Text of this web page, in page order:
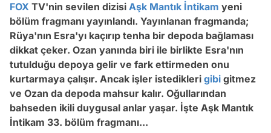
FOX TV'nin sevilen dizisi Aşk Mantık İntikam yeni
bölüm fragmanı yayınlandı. Yayınlanan fragmanda;
Rüya'nın Esra'yı kaçırıp tenha bir depoda bağlaması
dikkat çeker. Ozan yanında biri ile birlikte Esra'nın
tutulduğu depoya gelir ve fark ettirmeden onu
kurtarmaya çalışır. Ancak işler istedikleri gibi gitmez
ve Ozan da depoda mahsur kalır. Oğullarından
bahseden ikili duygusal anlar yaşar. İşte Aşk Mantık
İntikam 33. bölüm fragmanı...